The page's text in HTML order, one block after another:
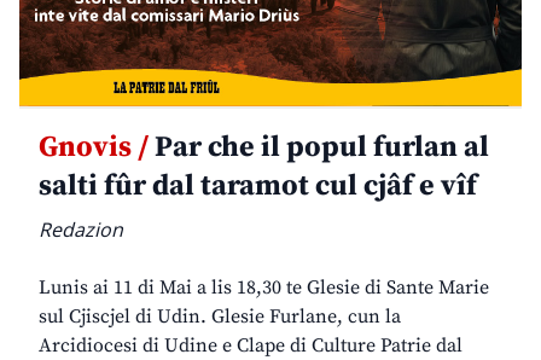
Gnovis /Par che il popul furlan al
salti fûr dal taramot cul cjâf e vîf
Redazion
Lunis ai 11 di Mai a lis 18,30 te Glesie di Sante Marie
sul Cjiscjel di Udin. Glesie Furlane, cun la
Arcidiocesi di Udine e Clape di Culture Patrie dal